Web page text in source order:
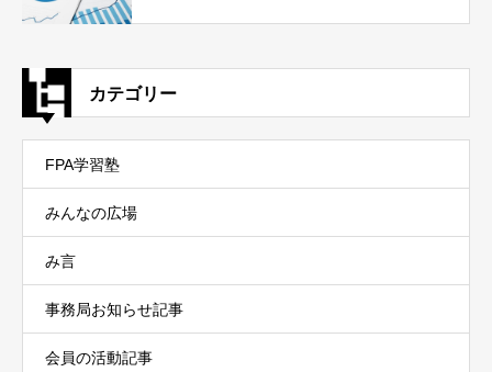
カテゴリー
FPA学習塾
みんなの広場
み言
事務局お知らせ記事
会員の活動記事